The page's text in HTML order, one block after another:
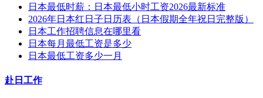
日本最低时薪：日本最低小时工资2026最新标准
2026年日本红日子日历表（日本假期全年祝日完整版）
日本工作招聘信息在哪里看
日本每月最低工资是多少
日本最低工资多少一月
赴日工作